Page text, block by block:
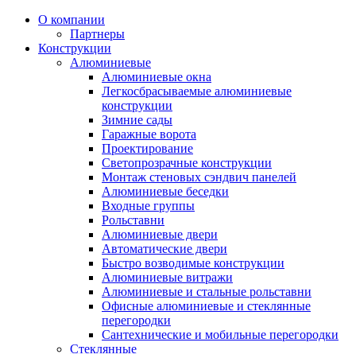
О компании
Партнеры
Конструкции
Алюминиевые
Алюминиевые окна
Легкосбрасываемые алюминиевые
конструкции
Зимние сады
Гаражные ворота
Проектирование
Светопрозрачные конструкции
Монтаж стеновых сэндвич панелей
Алюминиевые беседки
Входные группы
Рольставни
Алюминиевые двери
Автоматические двери
Быстро возводимые конструкции
Алюминиевые витражи
Алюминиевые и стальные рольставни
Офисные алюминиевые и стеклянные
перегородки
Сантехнические и мобильные перегородки
Стеклянные